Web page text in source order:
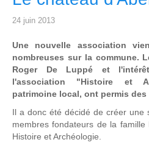
24 juin 2013
Une nouvelle association
nombreuses sur la commune.
Roger De Luppé et
l'association "Histoire et
patrimoine local, ont permis
Il a donc été décidé de créer une
membres fondateurs de la
Histoire et Archéologie.